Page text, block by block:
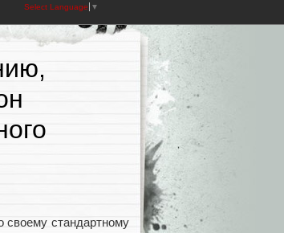
Select Language ▼
своему стандартному